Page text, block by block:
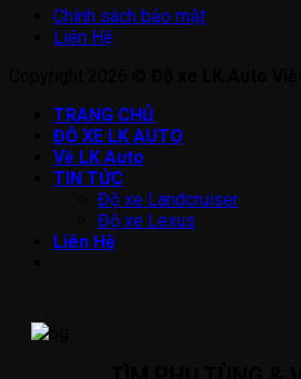
Chính sách bảo mật
Liên Hệ
TRANG CHỦ
ĐỘ XE LK AUTO
Về LK Auto
TIN TỨC
Độ xe Landcruiser
Độ xe Lexus
Liên Hệ